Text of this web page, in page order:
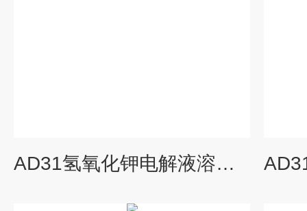
AD31氢氧化钾电解液溶解氧DO仪